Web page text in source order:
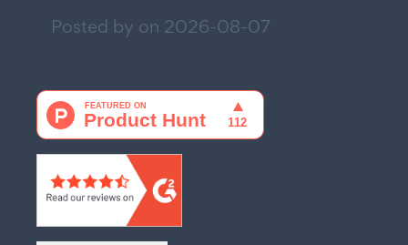
Posted by on 2026-08-07